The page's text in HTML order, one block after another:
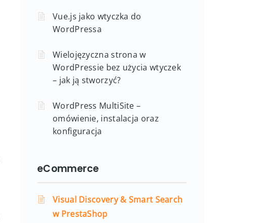
Vue.js jako wtyczka do
WordPressa
Wielojęzyczna strona w
WordPressie bez użycia wtyczek
– jak ją stworzyć?
WordPress MultiSite –
omówienie, instalacja oraz
konfiguracja
eCommerce
Visual Discovery & Smart Search
w PrestaShop